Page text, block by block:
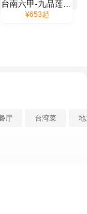
¥653起
厅 台湾菜